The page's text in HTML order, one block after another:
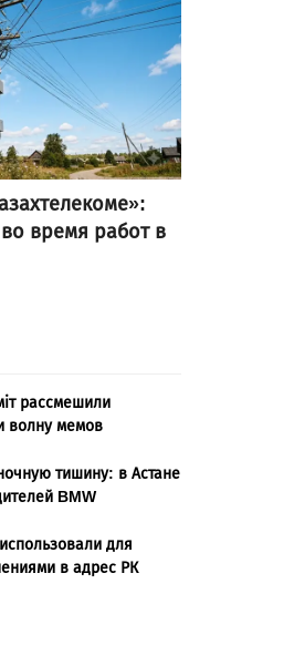
время работ в
рассмешили
волну мемов
тишину: в Астане
BMW
для
в адрес РК